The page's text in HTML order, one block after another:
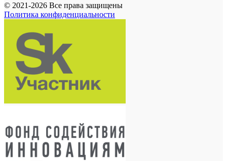
© 2021-2026 Все права защищены
Политика конфиденциальности